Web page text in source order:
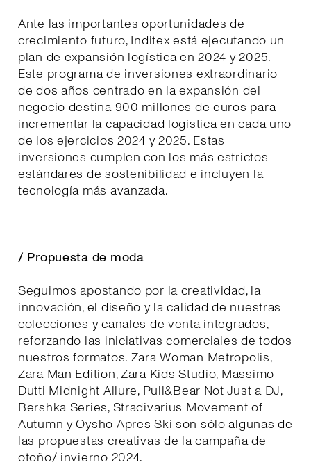
Ante las importantes oportunidades de
crecimiento futuro, Inditex está ejecutando un
plan de expansión logística en 2024 y 2025.
Este programa de inversiones extraordinario
de dos años centrado en la expansión del
negocio destina 900 millones de euros para
incrementar la capacidad logística en cada uno
de los ejercicios 2024 y 2025. Estas
inversiones cumplen con los más estrictos
estándares de sostenibilidad e incluyen la
tecnología más avanzada.
/ Propuesta de moda
Seguimos apostando por la creatividad, la
innovación, el diseño y la calidad de nuestras
colecciones y canales de venta integrados,
reforzando las iniciativas comerciales de todos
nuestros formatos. Zara Woman Metropolis,
Zara Man Edition, Zara Kids Studio, Massimo
Dutti Midnight Allure, Pull&Bear Not Just a DJ,
Bershka Series, Stradivarius Movement of
Autumn y Oysho Apres Ski son sólo algunas de
las propuestas creativas de la campaña de
otoño/ invierno 2024.